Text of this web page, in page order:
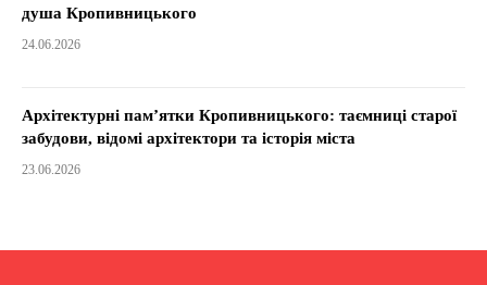
душа Кропивницького
24.06.2026
Архітектурні пам’ятки Кропивницького: таємниці старої
забудови, відомі архітектори та історія міста
23.06.2026